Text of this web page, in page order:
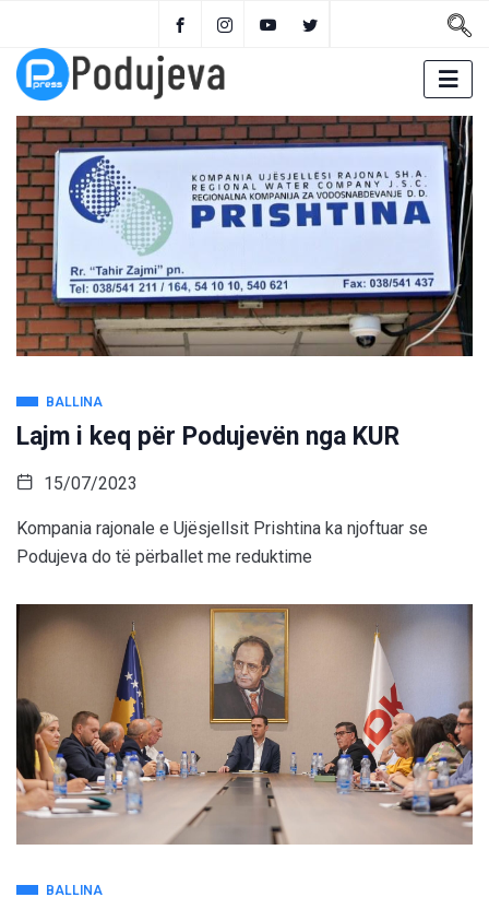
BALLINA
Lajm i keq për Podujevën nga KUR
15/07/2023
Kompania rajonale e Ujësjellsit Prishtina ka njoftuar se
Podujeva do të përballet me reduktime
BALLINA